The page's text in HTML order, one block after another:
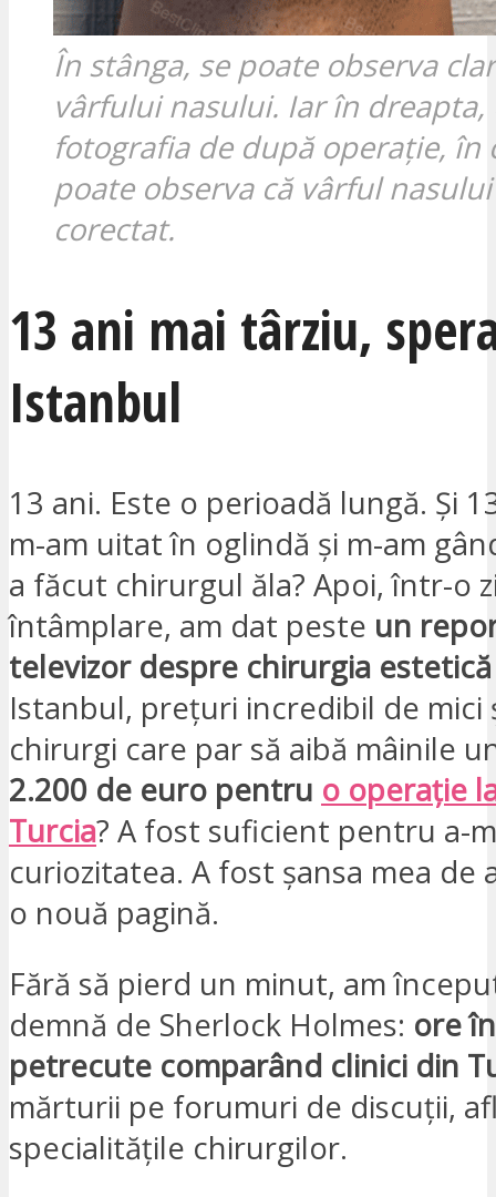
În stânga, se poate observa
vârfului nasului. Iar în dreapta,
fotografia de după operație, în
poate observa că vârful
corectat.
13 ani mai târziu,
Istanbul
13 ani. Este o perioadă lungă. Și
m-am uitat în oglindă și m-am
a făcut chirurgul ăla? Apoi, într-o
întâmplare, am dat peste un
televizor despre chirurgia
Istanbul, prețuri incredibil de mici
chirurgi care par să aibă mâinile
2.200 de euro pentru o operație
Turcia? A fost suficient pentru a-
curiozitatea. A fost șansa mea de
o nouă pagină.
Fără să pierd un minut, am
demnă de Sherlock Holmes: ore
petrecute comparând clinici din
mărturii pe forumuri de discuții,
specialitățile chirurgilor.